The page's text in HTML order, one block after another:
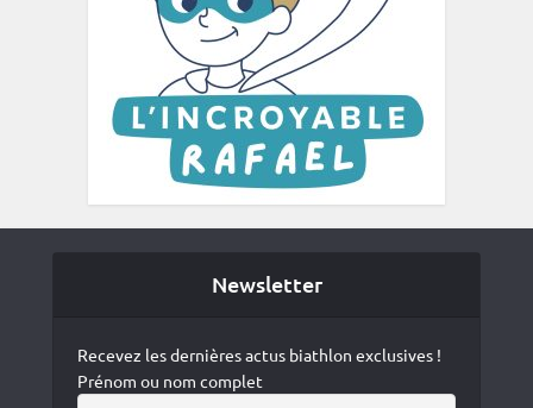
Newsletter
Recevez les dernières actus biathlon exclusives !
Prénom ou nom complet